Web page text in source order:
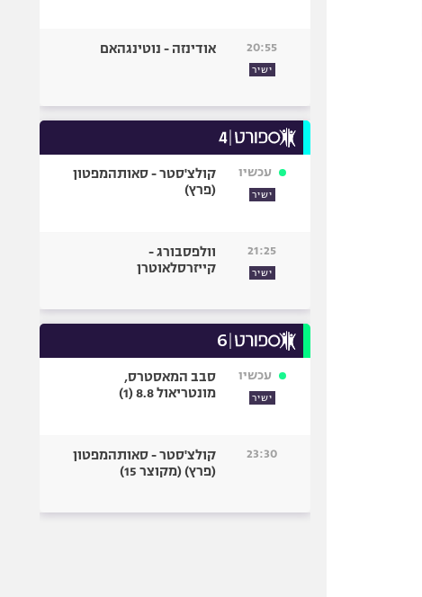
20:55
ישיר
אודינזה - נוטינגהאם
עכשיו
ישיר
קולצ'סטר - סאותהמפטון
(פרץ)
21:25
ישיר
וולפסבורג -
קייזרסלאוטרן
עכשיו
ישיר
סבב המאסטרס,
מונטריאול 8.8 (1)
23:30
קולצ'סטר - סאותהמפטון
(פרץ) (מקוצר 15)